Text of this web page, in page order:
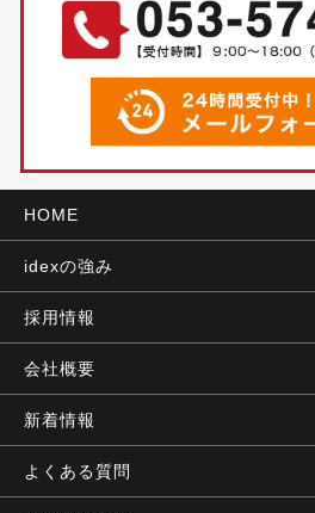
HOME
idexの強み
採用情報
会社概要
新着情報
よくある質問